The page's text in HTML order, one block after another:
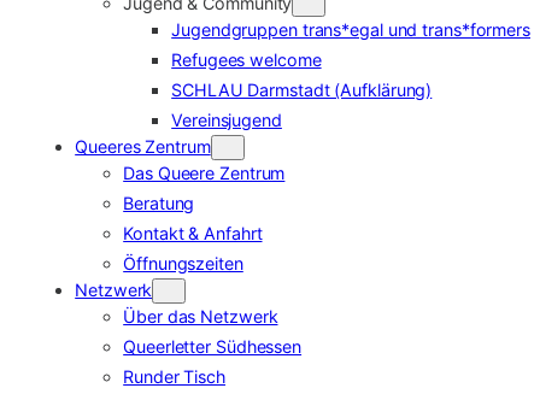
Jugendgruppen trans*egal und trans*formers
Refugees welcome
SCHLAU Darmstadt (Aufklärung)
Vereinsjugend
Queeres Zentrum
Das Queere Zentrum
Beratung
Kontakt & Anfahrt
Öffnungszeiten
Netzwerk
Über das Netzwerk
Queerletter Südhessen
Runder Tisch